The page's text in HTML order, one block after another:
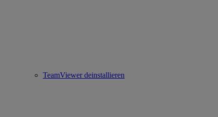
TeamViewer deinstallieren